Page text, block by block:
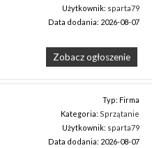
Użytkownik: sparta79
Data dodania: 2026-08-07
Zobacz ogłoszenie
Typ: Firma
Kategoria: Sprzątanie
Użytkownik: sparta79
Data dodania: 2026-08-07